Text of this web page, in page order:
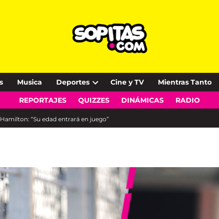
Musica Deportes
Open
dropdown
Cine y TV Mientras Tanto
REPORTAJES QUIZZES DINÁMICAS RADIO
“Su edad entrará en juego”